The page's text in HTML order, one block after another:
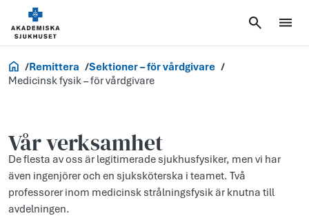
Vårdgivare
Remittera
Sektioner – för vårdgivare
Medicinsk fysik – för vårdgivare
Vår verksamhet
De flesta av oss är legitimerade sjukhusfysiker, men vi har
även ingenjörer och en sjuksköterska i teamet. Två
professorer inom medicinsk strålningsfysik är knutna till
avdelningen.